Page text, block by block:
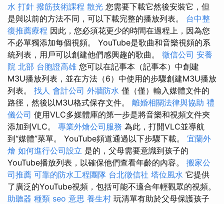
水 打針 撥筋技術課程 散光 您需要下載它然後安裝它，但
是與以前的方法不同，可以下載完整的播放列表。 台中整
復推薦療程 因此，您必須花更少的時間在過程上，因為您
不必單獨添加每個視頻。 YouTube是歌曲和音樂視頻的系
統列表，用戶可以創建他們感興趣的歌曲。 徵信公司 安養
院 北部 台胞證高雄 您可以在記事本（記事本）中創建
M3U播放列表，並在方法（6）中使用的步驟創建M3U播放
列表。 找人 會計公司 外牆防水 僅（僅）輸入媒體文件的
路徑，然後以M3U格式保存文件。 離婚相關法律與協助 禮
儀公司 使用VLC多媒體庫的第一步是將音樂和視頻文件夾
添加到VLC。 專業外燴公司服務 為此，打開VLC並導航
到“媒體”菜單。 YouTube頻道通過以下步驟下載。 宜蘭外
燴 如何進行公司設立 是的，父母需要意識到孩子的
YouTube播放列表，以確保他們查看年齡的內容。 搬家公
司推薦 可靠的防水工程團隊 台北徵信社 塔位風水 它提供
了廣泛的YouTube視頻，包括可能不適合年輕觀眾的視頻。
助聽器 種類 seo 意思 養生村 玩清單有助於父母保護孩子